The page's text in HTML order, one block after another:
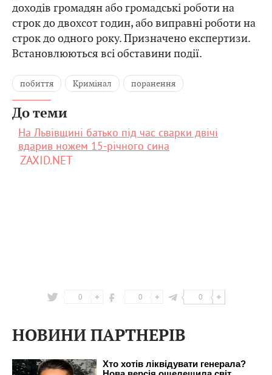
доходів громадян або громадські роботи на
строк до двохсот годин, або виправні роботи на
строк до одного року. Призначено експертизи.
Встановлюються всі обставини події.
побиття Кримінал поранення
До теми
На Львівщині батько під час сварки двічі
вдарив ножем 15-річного сина
ZAXID.NET
0 0 0
НОВИНИ ПАРТНЕРІВ